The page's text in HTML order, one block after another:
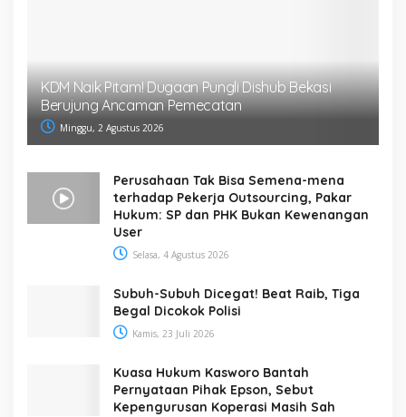
KDM Naik Pitam! Dugaan Pungli Dishub Bekasi
Berujung Ancaman Pemecatan
Minggu, 2 Agustus 2026
Perusahaan Tak Bisa Semena-mena
terhadap Pekerja Outsourcing, Pakar
Hukum: SP dan PHK Bukan Kewenangan
User
Selasa, 4 Agustus 2026
Subuh-Subuh Dicegat! Beat Raib, Tiga
Begal Dicokok Polisi
Kamis, 23 Juli 2026
Kuasa Hukum Kasworo Bantah
Pernyataan Pihak Epson, Sebut
Kepengurusan Koperasi Masih Sah